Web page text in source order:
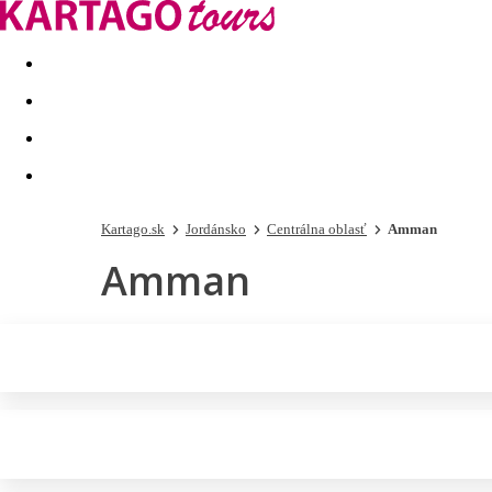
Last minute Dovolenkové kluby
Kartago.sk Jordánsko Centrálna oblasť Amman
Amman